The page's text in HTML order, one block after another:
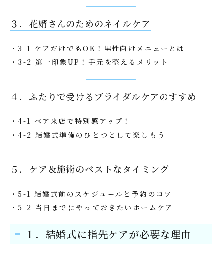
３．花婿さんのためのネイルケア
・3-1 ケアだけでもOK！男性向けメニューとは
・3-2 第一印象UP！手元を整えるメリット
４．ふたりで受けるブライダルケアのすすめ
・4-1 ペア来店で特別感アップ！
・4-2 結婚式準備のひとつとして楽しもう
５．ケア＆施術のベストなタイミング
・5-1 結婚式前のスケジュールと予約のコツ
・5-2 当日までにやっておきたいホームケア
１．結婚式に指先ケアが必要な理由